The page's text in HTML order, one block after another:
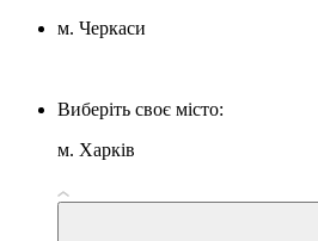
м. Черкаси
Виберіть своє місто:
м. Харків